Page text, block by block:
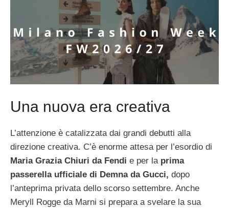
Una nuova era creativa
L’attenzione è catalizzata dai grandi debutti alla
direzione creativa. C’è enorme attesa per l’esordio di
Maria Grazia Chiuri da Fendi e per la prima
passerella ufficiale di Demna da Gucci, dopo
l’anteprima privata dello scorso settembre. Anche
Meryll Rogge da Marni si prepara a svelare la sua